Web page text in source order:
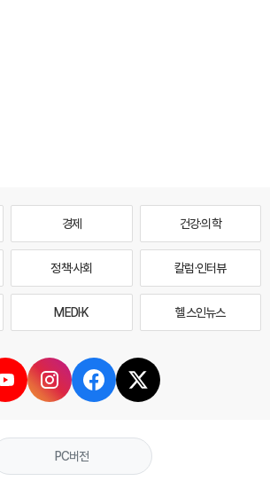
경제 건강·의학
정책·사회 칼럼·인터뷰
MEDI·K 헬스인뉴스
PC버전